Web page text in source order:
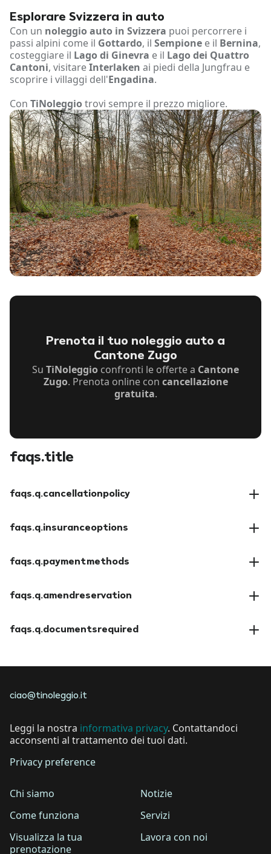
Esplorare Svizzera in auto
Con un noleggio auto in Svizzera puoi percorrere i
passi alpini come il Gottardo, il Sempione e il Bernina,
costeggiare il Lago di Ginevra e il Lago dei Quattro
Cantoni, visitareInterlaken ai piedi della Jungfrau e
scoprire i villaggi dell'Engadina.
Con TiNoleggiotrovi sempre il prezzo migliore.
Prenota il tuo noleggio auto a
Cantone Zugo
Su TiNoleggio confronti le offerte a Cantone
Zugo. Prenota online con cancellazione
gratuita.
faqs.title
faqs.q.cancellationpolicy
faqs.q.insuranceoptions
faqs.q.paymentmethods
faqs.q.amendreservation
faqs.q.documentsrequired
ciao@tinoleggio.it
Leggi la nostra informativa privacy. Contattandoci
acconsenti al trattamento dei tuoi dati.
Privacy preference
Chi siamo
Come funziona
Visualizza la tua
prenotazione
Notizie
Servizi
Lavora con noi